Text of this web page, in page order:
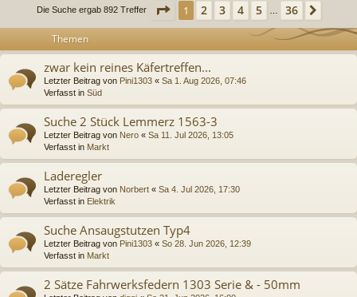
Die Suche ergab 892 Treffer Seite 1 von 36
1 2 3 4 5 36
Themen
zwar kein reines Käfertreffen...
Letzter Beitrag von Pini1303 « Sa 1. Aug 2026, 07:46
Verfasst in Süd
Suche 2 Stück Lemmerz 1563-3
Letzter Beitrag von Nero « Sa 11. Jul 2026, 13:05
Verfasst in Markt
Laderegler
Letzter Beitrag von Norbert « Sa 4. Jul 2026, 17:30
Verfasst in Elektrik
Suche Ansaugstutzen Typ4
Letzter Beitrag von Pini1303 « So 28. Jun 2026, 12:39
Verfasst in Markt
2 Sätze Fahrwerksfedern 1303 Serie & - 50mm